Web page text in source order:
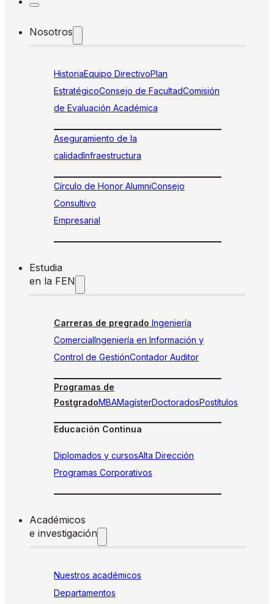
Nosotros
HistoriaEquipo DirectivoPlan
EstratégicoConsejo de FacultadComisión
de Evaluación Académica
Aseguramiento de la
calidadInfraestructura
Círculo de Honor AlumniConsejo
Consultivo
Empresarial
Estudia
en la FEN
Carreras de pregrado Ingeniería
ComercialIngeniería en Información y
Control de GestiónContador Auditor
Programas de
PostgradoMBAMagísterDoctoradosPostítulos
Educación Continua
Diplomados y cursosAlta Dirección
Programas Corporativos
Académicos
e investigación
Nuestros académicos
Departamentos